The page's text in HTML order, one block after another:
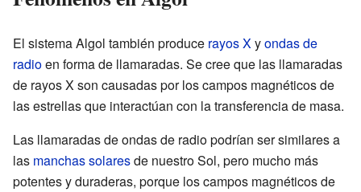
El sistema Algol también produce rayos Xyondas de
radioen forma de llamaradas. Se cree que las llamaradas
de rayos X son causadas por los campos magnéticos de
las estrellas que interactúan con la transferencia de masa.
Las llamaradas de ondas de radio podrían ser similares a
las manchas solaresde nuestro Sol, pero mucho más
potentes y duraderas, porque los campos magnéticos de